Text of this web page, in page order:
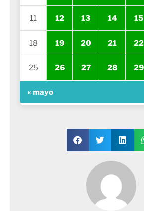
11 12 13 14 15
18 19 20 21 22
25 26 27 28 29
« mayo